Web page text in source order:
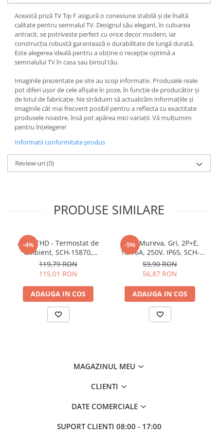
Iluminat
Altele
Iluminat de Siguranță
Lumini exterioare
Lămpi și componente
Senzori
Paratrasnet și Protecție la Trăsnet
Catarge
Montaj Lateral Catarg
Montaj pe acoperis
Paratrăsnete ESE — PDA Integrat
Electric
Cadre de montaj aparent
Detectoare de mișcare
Obturatoare
Prelungitoare, Stechere, Accesorii
Această priză TV Tip F asigură o conexiune stabilă și de înaltă
calitate pentru semnalul TV. Designul său elegant, în culoarea
antracit, se potriveste perfect cu orice decor modern, iar
construcția robustă garantează o durabilitate de lungă durată.
Este alegerea ideală pentru a obține o recepție optimă a
semnalului TV în casa sau biroul tău.
Imaginile prezentate pe site au scop informativ. Produsele reale
pot diferi ușor de cele afișate în poze, în funcție de producător și
de lotul de fabricație. Ne străduim să actualizăm informațiile și
imaginile cât mai frecvent posibil pentru a reflecta cu exactitate
produsele noastre, însă pot apărea mici variații. Vă mulțumim
pentru înțelegere!
Informatii conformitate produs
Review-uri(0)
PRODUSE SIMILARE
-4%
Acti9 THD - Termostat de
ambient, SCH-15870,
Schneider Electric -
Schneider
119,79 RON
115,01 RON
ADAUGA IN COS
-5%
Priza Mureva, Gri, 2P+E,
10/16A, 250V, IP65, SCH-
81141, Schneider Electric -
Schneider
59,90 RON
56,87 RON
ADAUGA IN COS
MAGAZINUL MEU
CLIENTI
DATE COMERCIALE
SUPORT CLIENTI 08:00 - 17:00